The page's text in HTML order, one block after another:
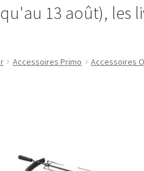
13 août),
Accessoires Primo Accessoires